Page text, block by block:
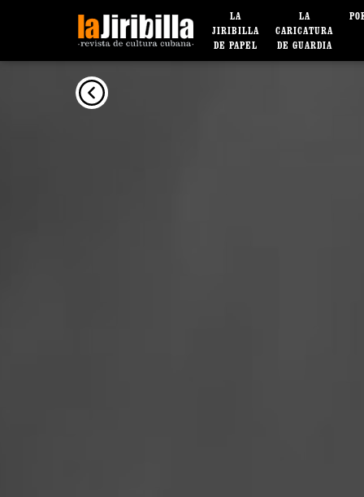
LA
JIRIBILLA
DE PAPEL
LA
CARICATURA
DE GUARDIA